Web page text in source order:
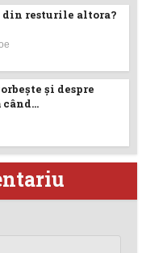
din resturile altora?
și despre
când...